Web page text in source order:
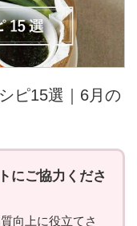
ピ15選｜6月の